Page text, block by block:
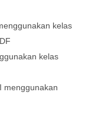
kelas
kelas
menggunakan